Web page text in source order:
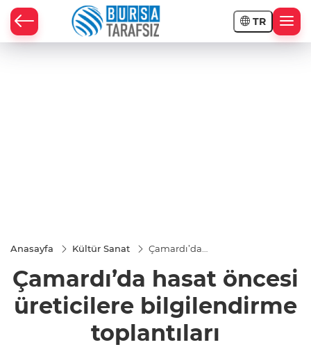
TR
Anasayfa Kültür Sanat
Çamardı’da
üreticilere
bilgilendirme
Çamardı’da hasat öncesi
üreticilere bilgilendirme
toplantıları